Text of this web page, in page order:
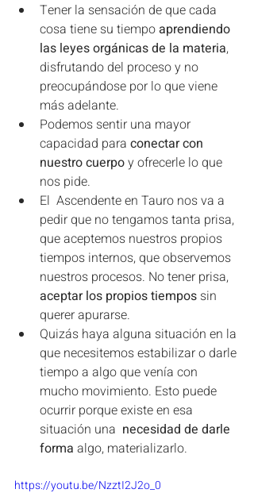
Tener la sensación de que cada
cosa tiene su tiempo aprendiendo
las leyes orgánicas de la materia,
disfrutando del proceso y no
preocupándose por lo que viene
más adelante.
Podemos sentir una mayor
capacidad para conectar con
nuestro cuerpo y ofrecerle lo que
nos pide.
El  Ascendente en Tauro nos va a
pedir que no tengamos tanta prisa,
que aceptemos nuestros propios
tiempos internos, que observemos
nuestros procesos. No tener prisa,
aceptar los propios tiempos sin
querer apurarse.
Quizás haya alguna situación en la
que necesitemos estabilizar o darle
tiempo a algo que venía con
mucho movimiento. Esto puede
ocurrir porque existe en esa
situación una necesidad de darle
forma algo, materializarlo.
https://youtu.be/NzztI2J2o_0